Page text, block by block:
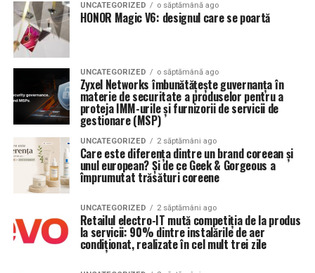
UNCATEGORIZED o săptămână ago
HONOR Magic V6: designul care se poartă
UNCATEGORIZED o săptămână ago
Zyxel Networks îmbunătățește guvernanța în
materie de securitate a produselor pentru a
proteja IMM-urile și furnizorii de servicii de
gestionare (MSP)
UNCATEGORIZED 2 săptămâni ago
Care este diferența dintre un brand coreean și
unul european? Și de ce Geek & Gorgeous a
împrumutat trăsături coreene
UNCATEGORIZED 2 săptămâni ago
Retailul electro-IT mută competiția de la produs
la servicii: 90% dintre instalările de aer
condiționat, realizate în cel mult trei zile